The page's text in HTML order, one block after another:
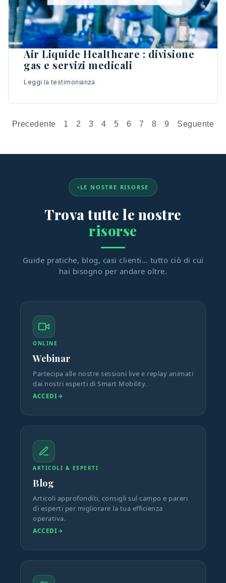
Air Liquide Healthcare : divisione
gas e servizi medicali
Leggi la testimonianza
Precedente 1 2 3 4 5 6 7 8 9 Seguente
LE NOSTRE RISORSE
Trova tutte le nostre
risorse
Guide pratiche, blog, casi clienti… tutto ciò di cui
hai bisogno per andare oltre.
ONLINE
Webinar
Partecipa alle nostre sessioni live e replay animati
dai nostri esperti di Smart Mobility.
ACCEDI
ARTICOLI & ESPERTI
Blog
Articoli approfonditi, consigli sul campo e pareri
di esperti per migliorare la tua efficienza
operativa.
ACCEDI